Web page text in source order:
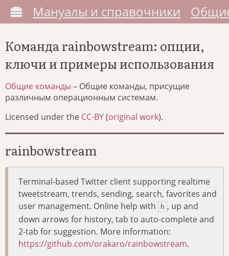
Мануалы и справочники
Команда rainbowstream: опции,
ключи и примеры использования
Общие команды – Общие команды, присущие
различным операционным системам.
Licensed under the CC-BY(original work).
rainbowstream
Terminal-based Twitter client supporting realtime
tweetstream, trends, sending, search, favorites and
user management. Online help with
h , up and
down arrows for history, tab to auto-complete and
2-tab for suggestion. More information:
https://github.com/orakaro/rainbowstream.